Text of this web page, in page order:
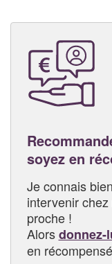
soyez en
Je connais
intervenir
proche !
Alorsdonnez-
en